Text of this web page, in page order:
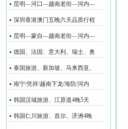
昆明—河口—越南老街—河内—
深圳香港澳门五晚六天品质行程
昆明—蒙自—越南老街—河内—
德国、法国、意大利、瑞士、奥
泰国旅游、新加坡、马来西亚、
南宁/凭祥/越南下龙/海防/河内
韩国汉城旅游、江原道4晚5天
韩国仁川旅游、首尔、济洲4晚